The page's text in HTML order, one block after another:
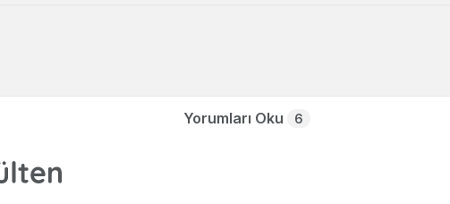
Yorumları Oku 6